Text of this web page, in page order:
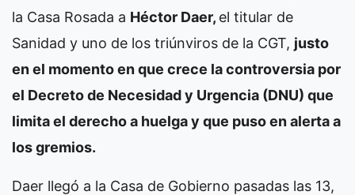
la Casa Rosada a Héctor Daer, el titular de
Sanidad y uno de los triúnviros de la CGT, justo
en el momento en que crece la controversia por
el Decreto de Necesidad y Urgencia (DNU) que
limita el derecho a huelga y que puso en alerta a
los gremios.
Daer llegó a la Casa de Gobierno pasadas las 13,